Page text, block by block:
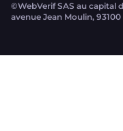
©WebVerif SAS au capital
avenue Jean Moulin,